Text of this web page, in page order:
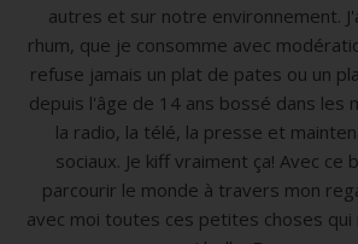
autres et sur notre environnement.
rhum, que je consomme avec
refuse jamais un plat de pates ou un
depuis l'âge de 14 ans bossé dans les
la radio, la télé, la presse et
sociaux. Je kiff vraiment ça! Avec ce
parcourir le monde à travers mon
avec moi toutes ces petites choses qui